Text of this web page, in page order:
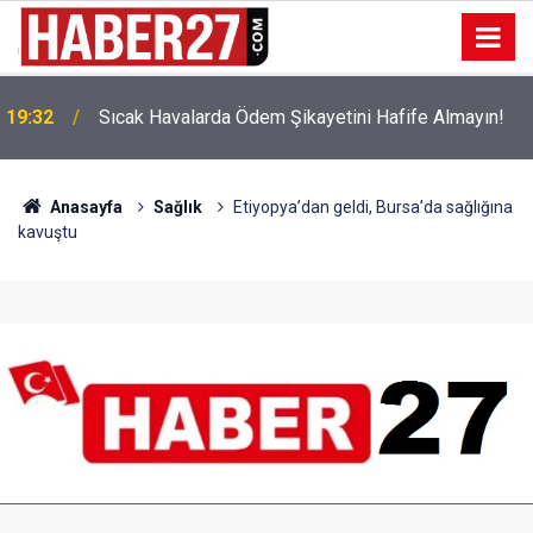
19:32 Sıcak Havalarda Ödem Şikayetini Hafife Almayın!
Anasayfa Sağlık
Etiyopya’dan geldi, Bursa’da sağlığına
kavuştu